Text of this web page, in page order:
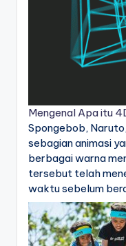
Mengenal Apa itu
Spongebob,
sebagian animasi
berbagai warna
tersebut telah
waktu sebelum